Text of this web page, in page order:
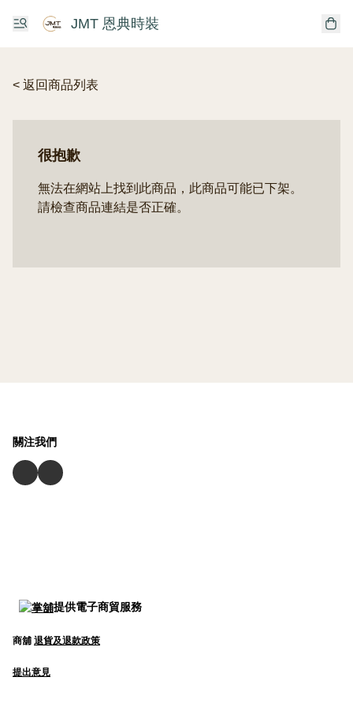
JMT 恩典時裝
< 返回商品列表
很抱歉
無法在網站上找到此商品，此商品可能已下架。
請檢查商品連結是否正確。
關注我們
提供電子商貿服務
商舖 退貨及退款政策
提出意見